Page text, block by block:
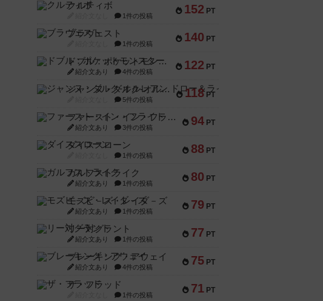
152 PT
クルティボ
1件の投稿
140 PT
ブラヴェスト
1件の投稿
122 PT
ドブル：ポケットモンスター
紹介文あり 4件の投稿
118 PT
ジャンヌ・ダルク-オルレアン ドロー＆ライト
5件の投稿
94 PT
ファースト・イン・フライト
紹介文あり 3件の投稿
88 PT
ダイススローン
1件の投稿
80 PT
ガルフストライク
紹介文あり 1件の投稿
79 PT
モズビ－ズ・レイダ－ズ
紹介文あり 1件の投稿
77 PT
リー対グラント
紹介文あり 1件の投稿
75 PT
ブレーキング・アウェイ
紹介文あり 4件の投稿
71 PT
ザ・フラッド
1件の投稿